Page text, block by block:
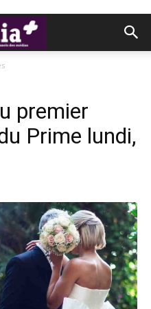
premier
Prime lundi,